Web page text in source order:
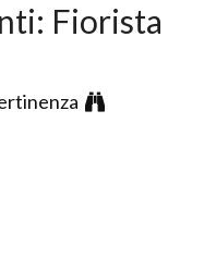
Fiorista